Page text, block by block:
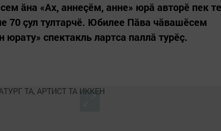
ăна «Ах, аннеçӗм, анне» юрă авторӗ пек те
70 çул тултарчӗ. Юбилее Пăва чăвашӗсем
юрату» спектакль лартса паллă турӗç.